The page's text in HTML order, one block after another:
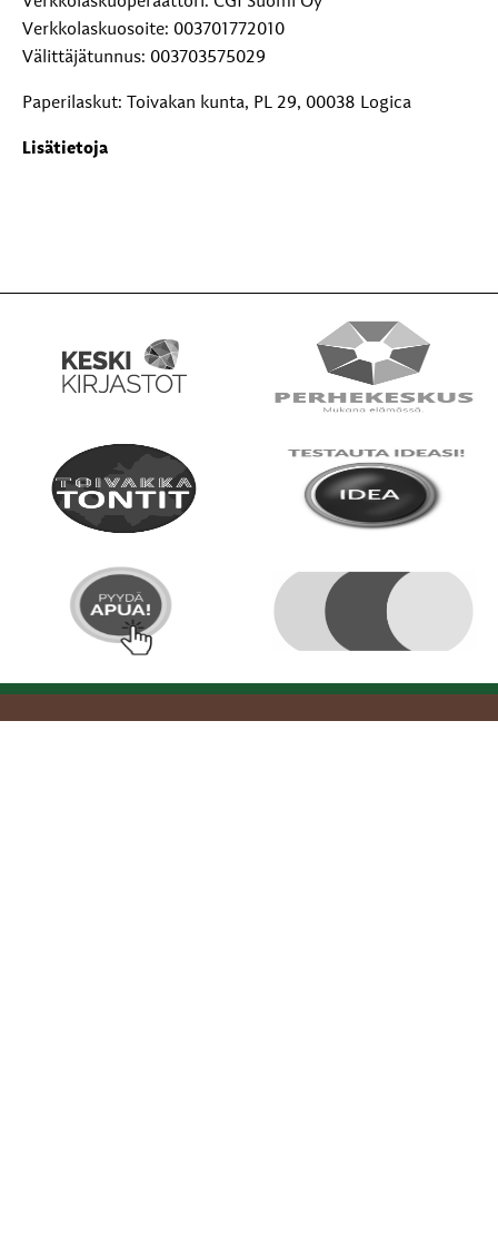
Verkkolaskuosoite: 003701772010
Välittäjätunnus: 003703575029
Paperilaskut: Toivakan kunta, PL 29, 00038 Logica
Lisätietoja